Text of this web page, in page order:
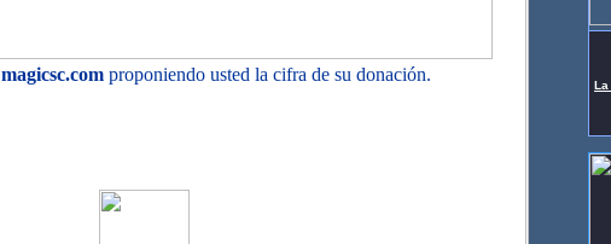
magicsc.com proponiendo usted la cifra de su donación.
La